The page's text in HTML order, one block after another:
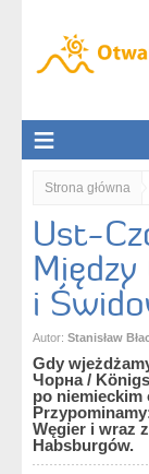
Strona główna
Ust-Czorna.
Ust-
Między
i
Autor: Stanisław
Gdy
Чорна /
po
Węgier i wraz
Habsburgów.